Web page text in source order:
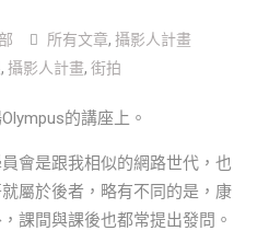
所有文章, 攝影人計畫
, 攝影人計畫, 街拍
的講座上。
會是跟我相似的網路世代，也
屬於後者，略有不同的是，康
課間與課後也都常提出發問。